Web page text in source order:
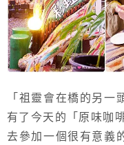
「祖靈會在橋的另一
有了今天的「原味咖
去參加一個很有意義